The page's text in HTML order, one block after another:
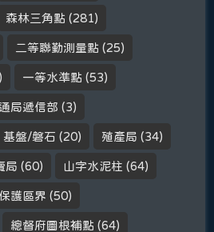
森林三角點 (281)
二等聯勤測量點 (25)
一等水準點 (53)
局遞信部 (3)
基盤/磐石 (20) 殖產局 (34)
局 (60) 山字水泥柱 (64)
護區界 (50)
總督府圖根補點 (64)